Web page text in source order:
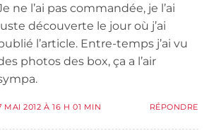
ne l’ai pas commandée, je l’ai
découverte le jour où j’ai
l’article. Entre-temps j’ai vu
photos des box, ça a l’air
MAI 2012 À 16 H 01 MIN RÉPONDRE